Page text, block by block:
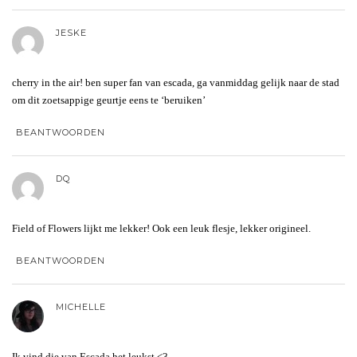
JESKE
cherry in the air! ben super fan van escada, ga vanmiddag gelijk naar de stad
om dit zoetsappige geurtje eens te ‘beruiken’
BEANTWOORDEN
DQ
Field of Flowers lijkt me lekker! Ook een leuk flesje, lekker origineel.
BEANTWOORDEN
MICHELLE